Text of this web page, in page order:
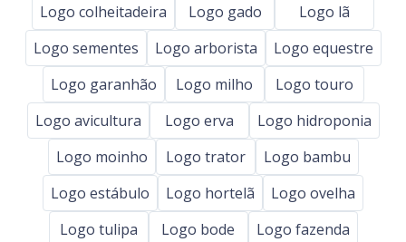
Logo colheitadeira
Logo gado
Logo lã
Logo sementes
Logo arborista
Logo equestre
Logo garanhão
Logo milho
Logo touro
Logo avicultura
Logo erva
Logo hidroponia
Logo moinho
Logo trator
Logo bambu
Logo estábulo
Logo hortelã
Logo ovelha
Logo tulipa
Logo bode
Logo fazenda